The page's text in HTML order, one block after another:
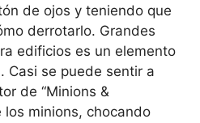
de ojos y teniendo que
derrotarlo. Grandes
edificios es un elemento
Casi se puede sentir a
de “Minions &
los minions, chocando